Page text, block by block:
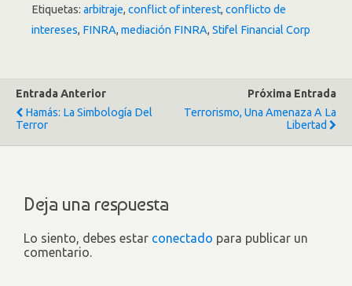
Etiquetas: arbitraje, conflict of interest, conflicto de
intereses, FINRA, mediación FINRA, Stifel Financial Corp
Entrada Anterior
Hamás: La Simbología Del
Terror
Próxima Entrada
Terrorismo, Una Amenaza A La
Libertad
Deja una respuesta
Lo siento, debes estar conectado para publicar un
comentario.